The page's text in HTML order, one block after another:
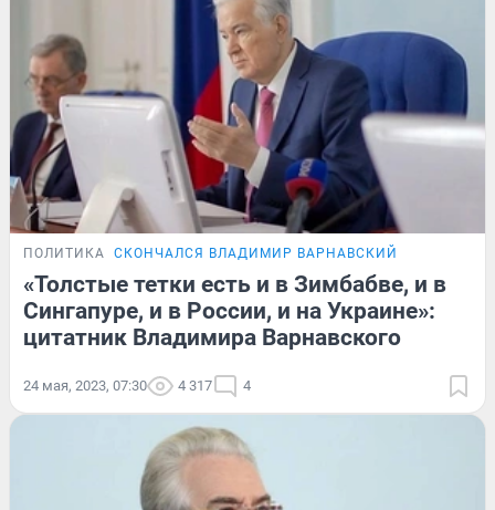
ПОЛИТИКА СКОНЧАЛСЯ ВЛАДИМИР ВАРНАВСКИЙ
«Толстые тетки есть и в Зимбабве, и в
Сингапуре, и в России, и на Украине»:
цитатник Владимира Варнавского
24 мая, 2023, 07:30 4 317 4